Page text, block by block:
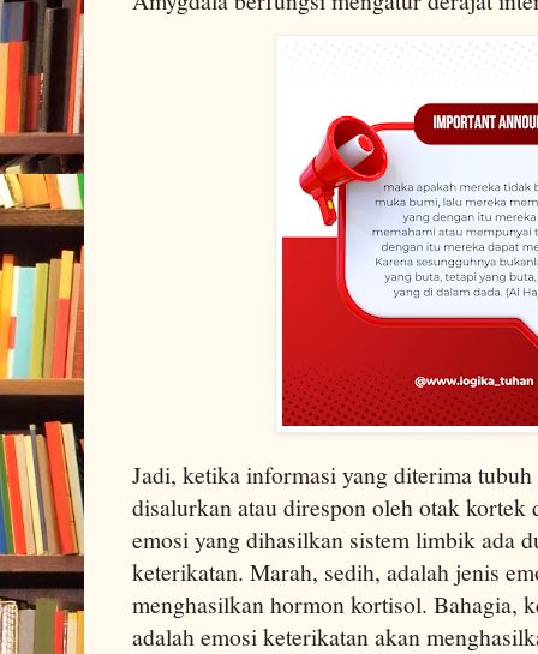
Jadi, ketika informasi yang diterima
disalurkan atau direspon oleh otak kortek
emosi yang dihasilkan sistem limbik ada
keterikatan. Marah, sedih, adalah jenis
menghasilkan hormon kortisol. Bahagia,
adalah emosi keterikatan akan